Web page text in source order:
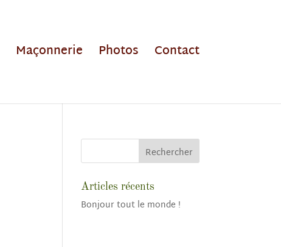
Maçonnerie Photos Contact
Articles récents
Bonjour tout le monde !